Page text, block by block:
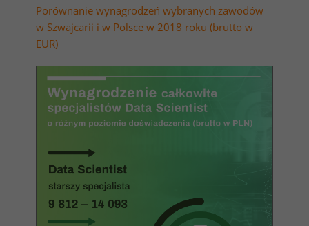
Porównanie wynagrodzeń wybranych zawodów
w Szwajcarii i w Polsce w 2018 roku (brutto w
EUR)